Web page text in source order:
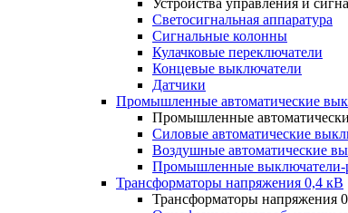
Устройства управления и
Светосигнальная аппаратура
Сигнальные колонны
Кулачковые переключатели
Концевые выключатели
Датчики
Промышленные автоматические
Промышленные
Силовые автоматические
Воздушные автоматические
Промышленные выключатели-
Трансформаторы напряжения 0,4 кВ
Трансформаторы напряжения